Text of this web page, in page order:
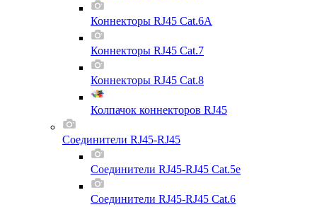
Коннекторы RJ45 Cat.6A
Коннекторы RJ45 Cat.7
Коннекторы RJ45 Cat.8
Колпачок коннекторов RJ45
Соединители RJ45-RJ45
Соединители RJ45-RJ45 Cat.5e
Соединители RJ45-RJ45 Cat.6